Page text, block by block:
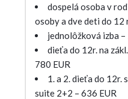
dospelá osoba v
osoby a dve deti do 12
jednolôžková izba –
dieťa do 12r. na
780 EUR
1. a 2. dieťa do 12r.
suite 2+2 – 636 EUR